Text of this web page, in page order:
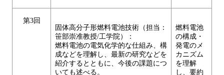
第3回
固体高分子形燃料電池技術（担当：
笹部崇准教授/工学院）：
燃料電池の電気化学的な仕組み、構
成などを理解し、最新の研究などを
紹介するとともに、今後の課題につ
いても述べる。
燃料電池
の構成・
発電のメ
カニズム
を理解
し、要約